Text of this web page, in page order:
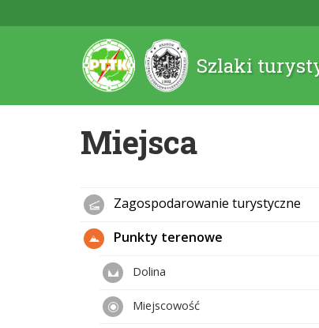
Szlaki
Miejsca
Zagospodarowanie turystyczne
Punkty terenowe
Dolina
Miejscowość